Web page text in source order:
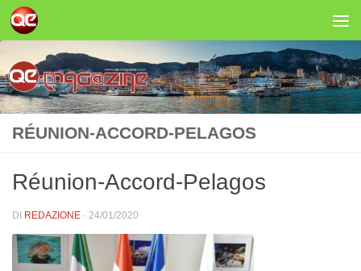
Salta al contenuto
RÉUNION-ACCORD-PELAGOS
Réunion-Accord-Pelagos
DI REDAZIONE · 24/01/2020